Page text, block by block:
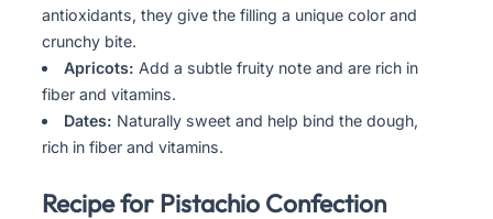
antioxidants, they give the filling a unique color and
crunchy bite.
Apricots: Add a subtle fruity note and are rich in
fiber and vitamins.
Dates: Naturally sweet and help bind the dough,
rich in fiber and vitamins.
Recipe for Pistachio Confection